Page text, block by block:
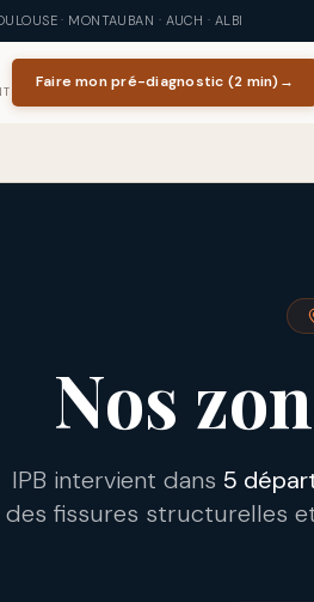
· MONTAUBAN · AUCH · ALBI
Faire mon pré-diagnostic (2 min)→
Nos
IPB intervient dans 5
des fissures structurelles